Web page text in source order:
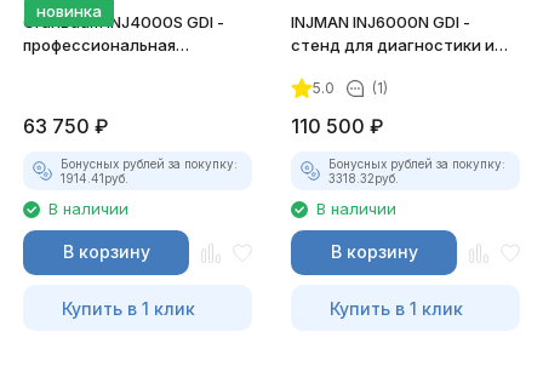
новинка
GrunBaum INJ4000S GDI -
профессиональная
63 750 ₽
Бонусных рублей за покупку:
1914.41руб.
В наличии
В корзину
Купить в 1 клик
INJMAN INJ6000N GDI -
cтенд для диагностики и
5.0 (1)
110 500 ₽
Бонусных рублей за покупку:
3318.32руб.
В наличии
В корзину
Купить в 1 клик